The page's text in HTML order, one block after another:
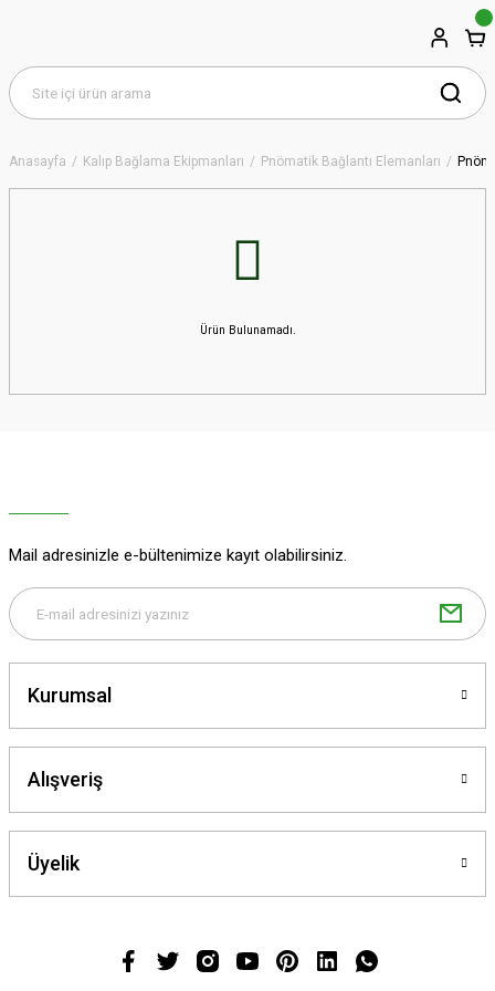
Anasayfa Kalıp Bağlama Ekipmanları Pnömatik Bağlantı Elemanları
Ürün Bulunamadı.
Mail adresinizle e-bültenimize kayıt olabilirsiniz.
Kurumsal
Alışveriş
Üyelik